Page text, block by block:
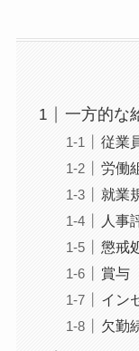
一方的な
従業
労働
就業
人事
懲戒
賞与
イン
欠勤